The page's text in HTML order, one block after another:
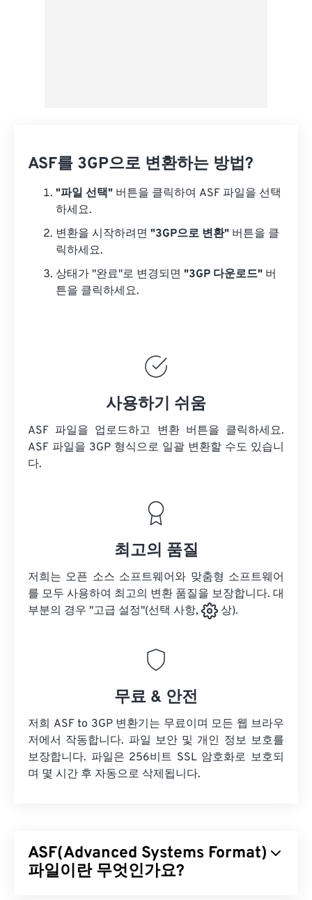
ASF를 3GP으로 변환하는 방법?
"파일 선택" 버튼을 클릭하여 ASF 파일을 선택
하세요.
변환을 시작하려면 "3GP으로 변환" 버튼을 클
릭하세요.
상태가 "완료"로 변경되면 "3GP 다운로드" 버
튼을 클릭하세요.
사용하기 쉬움
ASF 파일을 업로드하고 변환 버튼을 클릭하세요.
ASF 파일을 3GP 형식으로 일괄 변환할 수도 있습니
다.
최고의 품질
저희는 오픈 소스 소프트웨어와 맞춤형 소프트웨어
를 모두 사용하여 최고의 변환 품질을 보장합니다. 대
부분의 경우 "고급 설정"(선택 사항,
상).
무료 & 안전
저희 ASF to 3GP 변환기는 무료이며 모든 웹 브라우
저에서 작동합니다. 파일 보안 및 개인 정보 보호를
보장합니다. 파일은 256비트 SSL 암호화로 보호되
며 몇 시간 후 자동으로 삭제됩니다.
ASF(Advanced Systems Format)
파일이란 무엇인가요?